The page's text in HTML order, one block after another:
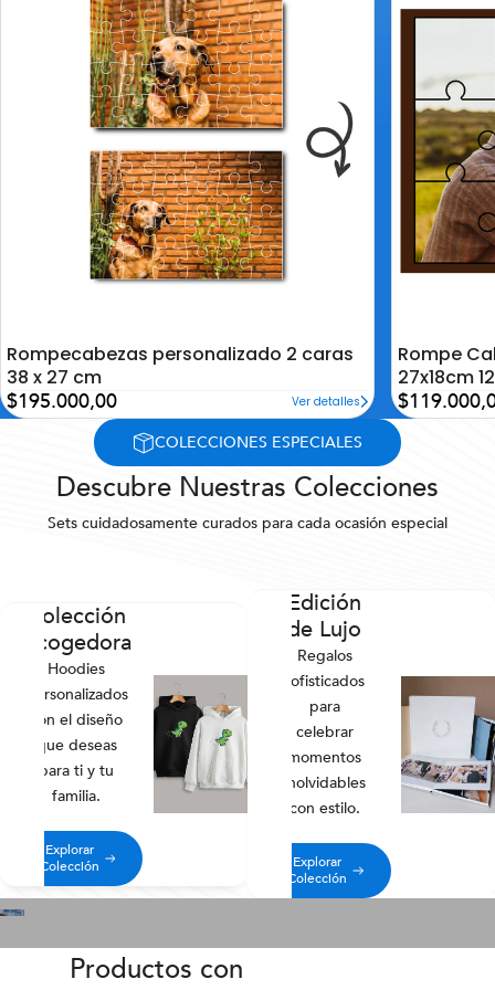
Rompecabezas personalizado 2 caras
38 x 27 cm
Precio
de
$195.000,00 Ver detalles
la
deseos
Rompe
27x18cm
Precio
de
oferta
COLECCIONES ESPECIALES
Descubre Nuestras Colecciones
Sets cuidadosamente curados para cada ocasión especial
Colección
Acogedora
Hoodies
personalizados
con el diseño
que deseas
para ti y tu
familia.
Explorar
Colección
Edición
de Lujo
Regalos
sofisticados
para
celebrar
momentos
inolvidables
con estilo.
Explorar
Colección
Productos con